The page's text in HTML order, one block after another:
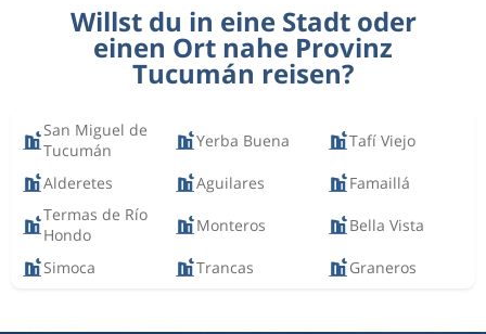
Willst du in eine Stadt oder
einen Ort nahe Provinz
Tucumán reisen?
San Miguel de
Tucumán
Yerba Buena Tafí Viejo
Alderetes Aguilares
Famaillá
Termas de Río
Hondo
Monteros Bella Vista
Simoca Trancas Graneros